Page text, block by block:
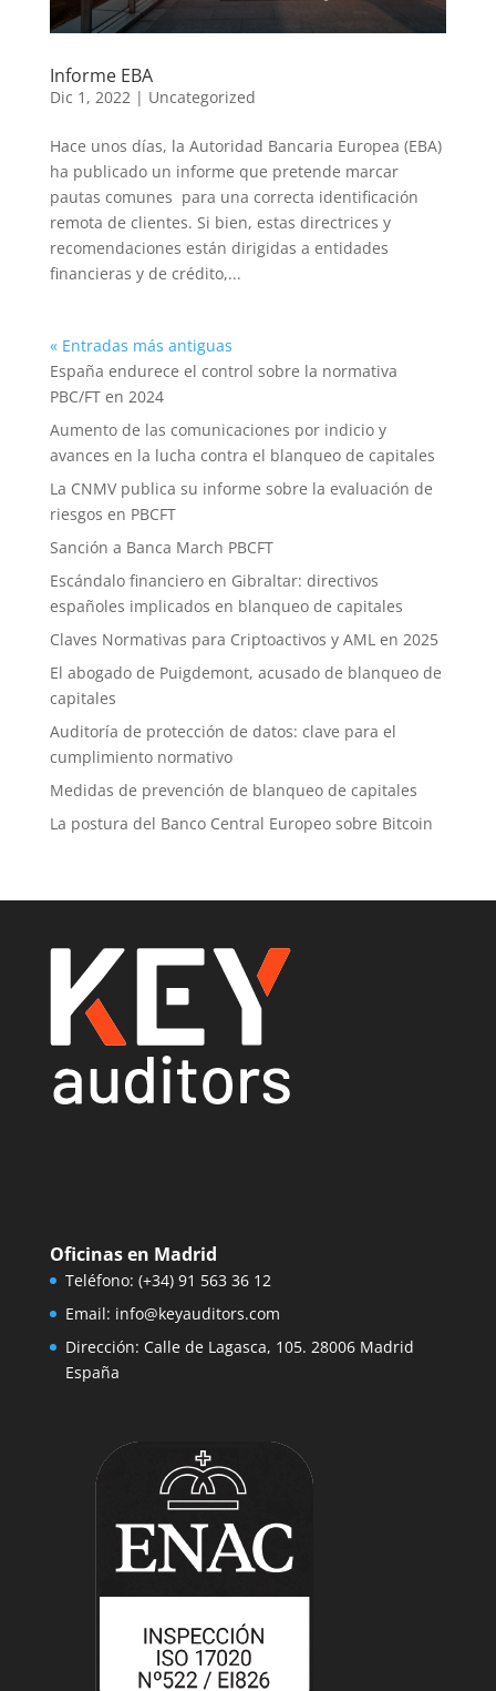
Informe EBA
Dic 1, 2022 | Uncategorized
Hace unos días, la Autoridad Bancaria Europea (EBA)
ha publicado un informe que pretende marcar
pautas comunes para una correcta identificación
remota de clientes. Si bien, estas directrices y
recomendaciones están dirigidas a entidades
financieras y de crédito,...
« Entradas más antiguas
España endurece el control sobre la normativa
PBC/FT en 2024
Aumento de las comunicaciones por indicio y
avances en la lucha contra el blanqueo de capitales
La CNMV publica su informe sobre la evaluación de
riesgos en PBCFT
Sanción a Banca March PBCFT
Escándalo financiero en Gibraltar: directivos
españoles implicados en blanqueo de capitales
Claves Normativas para Criptoactivos y AML en 2025
El abogado de Puigdemont, acusado de blanqueo de
capitales
Auditoría de protección de datos: clave para el
cumplimiento normativo
Medidas de prevención de blanqueo de capitales
La postura del Banco Central Europeo sobre Bitcoin
Oficinas en Madrid
Teléfono: (+34) 91 563 36 12
Email: info@keyauditors.com
Dirección: Calle de Lagasca, 105. 28006 Madrid
España